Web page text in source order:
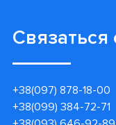
Связаться
+38(097) 878-18-00
+38(099) 384-72-71